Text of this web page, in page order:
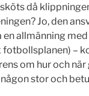
då
Jo, den
en allmänning
fotbollsplanen) –
om hur och
stor och